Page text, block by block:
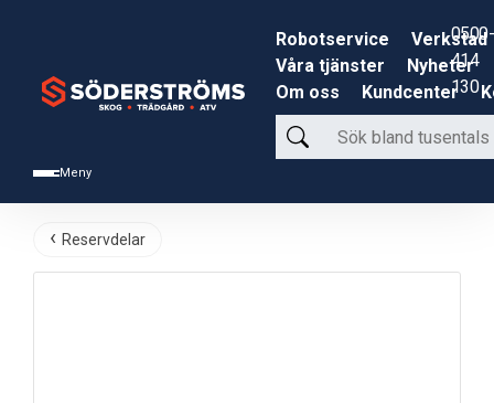
Meny
Robotservice
Verkstad
Våra tjänster
Nyheter
Om oss
Kundcenter
Sök
bland
produkter
0500-
414
130
Reservdelar